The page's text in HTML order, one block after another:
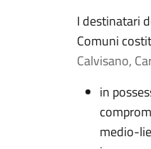
I destinatari
Comuni
Calvisano,
in
medio-